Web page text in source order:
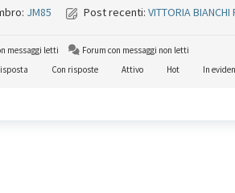
JM85 Post recenti: VITTORIA BIANCHI
messaggi letti
Forum con messaggi non letti
Con risposte Attivo Hot In